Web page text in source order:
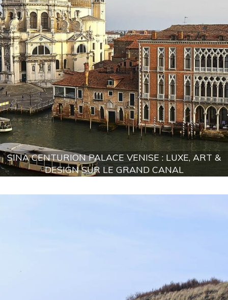
SINA CENTURION PALACE VENISE : LUXE, ART &
DESIGN SUR LE GRAND CANAL